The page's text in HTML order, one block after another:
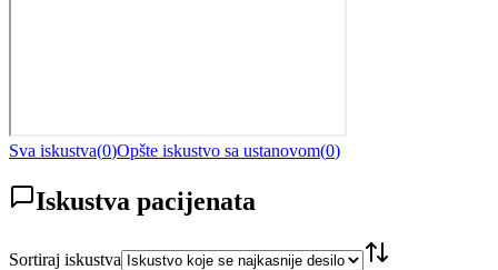
Sva iskustva(0)Opšte iskustvo sa ustanovom(0)
Iskustva pacijenata
Sortiraj iskustva